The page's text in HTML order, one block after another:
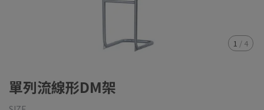
1 / 4
單列流線形DM架